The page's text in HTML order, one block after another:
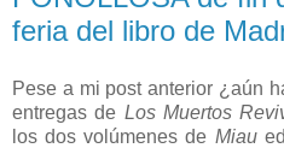
feria del libro de
Pese a mi post anterior ¿aún
entregas de Los Muertos
los dos volúmenes de Miau